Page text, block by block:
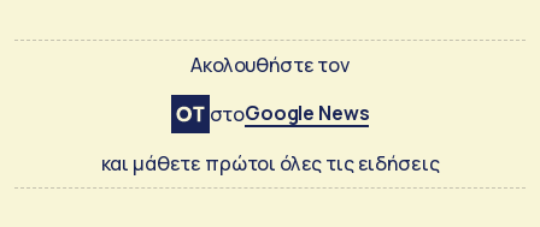
Ακολουθήστε τον
στοGoogle News
και μάθετε πρώτοι όλες τις ειδήσεις